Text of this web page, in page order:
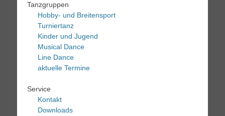
Tanzgruppen
Hobby- und Breitensport
Turniertanz
Kinder und Jugend
Musical Dance
Line Dance
aktuelle Termine
Service
Kontakt
Downloads